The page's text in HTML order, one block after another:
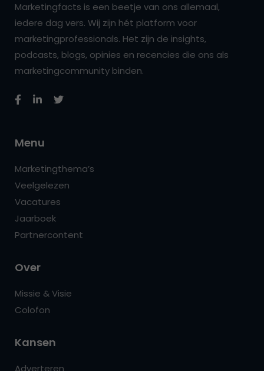
Marketingfacts is een beetje van ons allemaal,
iedere dag vers. Wij zijn hét platform voor
marketingprofessionals. Het zijn de insights,
podcasts, blogs, opinies en recencies die ons als
marketingcommunity binden.
Menu
Marketingthema’s
Veelgelezen
Vacatures
Jaarboek
Partnercontent
Over
Missie & Visie
Colofon
Kansen